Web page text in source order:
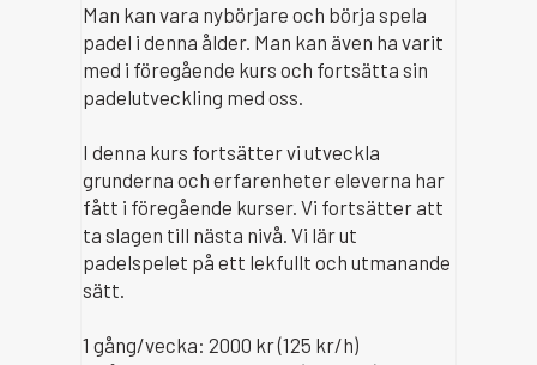
Man kan vara nybörjare och börja spela
padel i denna ålder. Man kan även ha varit
med i föregående kurs och fortsätta sin
padelutveckling med oss.
I denna kurs fortsätter vi utveckla
grunderna och erfarenheter eleverna har
fått i föregående kurser. Vi fortsätter att
ta slagen till nästa nivå. Vi lär ut
padelspelet på ett lekfullt och utmanande
sätt.
1 gång/vecka: 2000 kr (125 kr/h)